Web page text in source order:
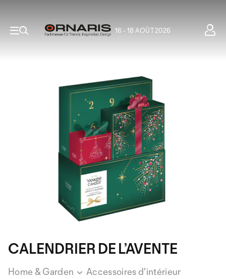
16 - 18 AOÛT 2026
CALENDRIER DE L’AVENTE
Home & Garden
Accessoires d'intérieur